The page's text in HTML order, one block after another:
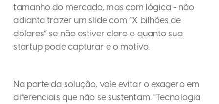
tamanho do mercado, mas com lógica - não
adianta trazer um slide com “X bilhões de
dólares” se não estiver claro o quanto sua
startup pode capturar e o motivo.
Na parte da solução, vale evitar o exagero em
diferenciais que não se sustentam. "Tecnologia